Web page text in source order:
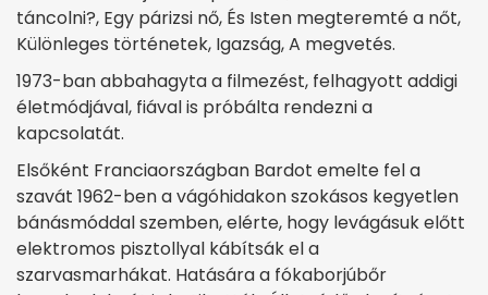
táncolni?, Egy párizsi nő, És Isten megteremté a nőt,
Különleges történetek, Igazság, A megvetés.
1973-ban abbahagyta a filmezést, felhagyott addigi
életmódjával, fiával is próbálta rendezni a
kapcsolatát.
Elsőként Franciaországban Bardot emelte fel a
szavát 1962-ben a vágóhidakon szokásos kegyetlen
bánásmóddal szemben, elérte, hogy levágásuk előtt
elektromos pisztollyal kábítsák el a
szarvasmarhákat. Hatására a fókaborjúbőr